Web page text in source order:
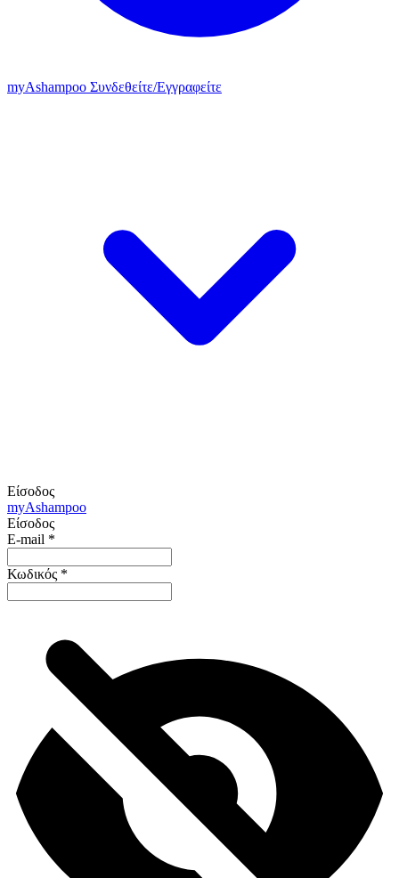
myAshampoo Συνδεθείτε/Εγγραφείτε
Είσοδος
myAshampoo
Είσοδος
E-mail *
Κωδικός *